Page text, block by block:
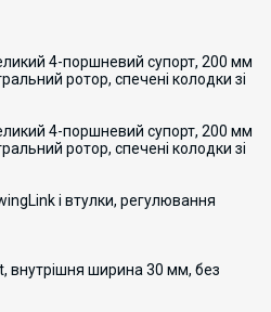
4-поршневий супорт, 200 мм
ротор, спечені колодки зі
4-поршневий супорт, 200 мм
ротор, спечені колодки зі
і втулки, регулювання
внутрішня ширина 30 мм, без